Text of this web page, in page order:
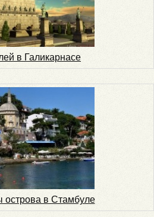
в Галикарнасе
острова в Стамбуле